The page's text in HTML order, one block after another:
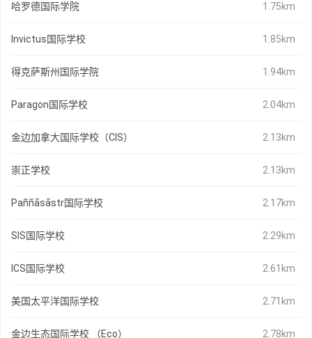
哈罗德国际学院 1.75km
Invictus国际学校 1.85km
得克萨斯州国际学院 1.94km
Paragon国际学校 2.04km
金边加拿大国际学校（CIS） 2.13km
崇正学校 2.13km
Paññāsāstr国际学校 2.17km
SIS国际学校 2.29km
ICS国际学校 2.61km
美国太平洋国际学校 2.71km
金边生态国际学校 （Eco） 2.78km